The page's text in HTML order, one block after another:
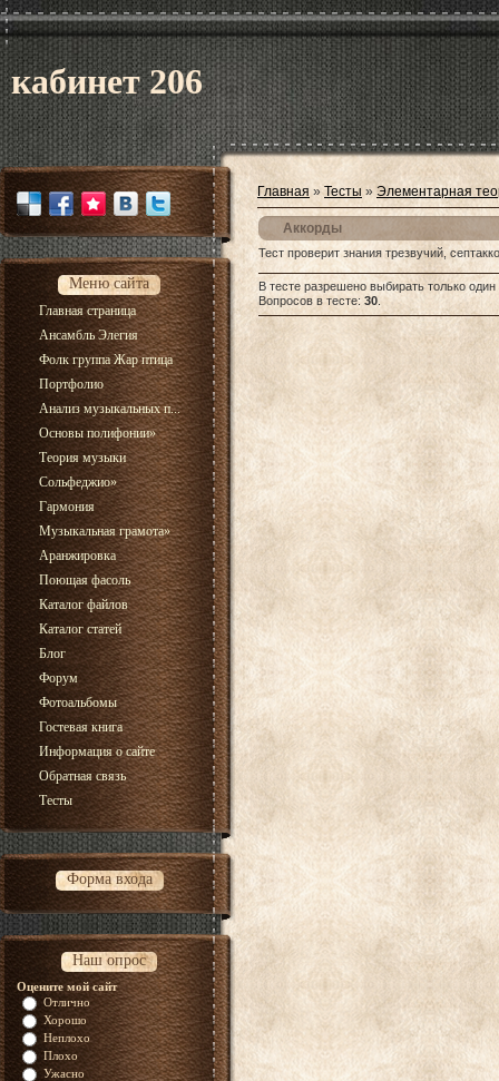
кабинет 206
Меню сайта
Главная страница
Ансамбль Элегия
Фолк группа Жар птица
Портфолио
Анализ музыкальных п...
Основы полифонии»
Теория музыки
Сольфеджио»
Гармония
Музыкальная грамота»
Аранжировка
Поющая фасоль
Каталог файлов
Каталог статей
Блог
Форум
Фотоальбомы
Гостевая книга
Информация о сайте
Обратная связь
Тесты
Форма входа
Наш опрос
Оцените мой сайт
Отлично
Хорошо
Неплохо
Плохо
Ужасно
Главная » Тесты » Элементарная
Аккорды
Тест проверит знания трезвучий,
В тесте разрешено выбирать только один
Вопросов в тесте: 30